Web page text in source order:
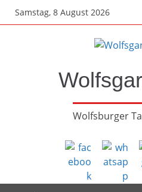
Zum
Hauptinhalt
Samstag, 8 August 2026
Wolfsburger